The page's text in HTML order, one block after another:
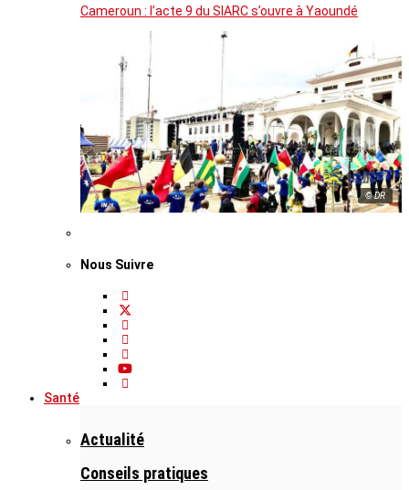
Cameroun : l’acte 9 du SIARC s’ouvre à Yaoundé
© DR
Nous Suivre
Santé
Actualité
Conseils pratiques